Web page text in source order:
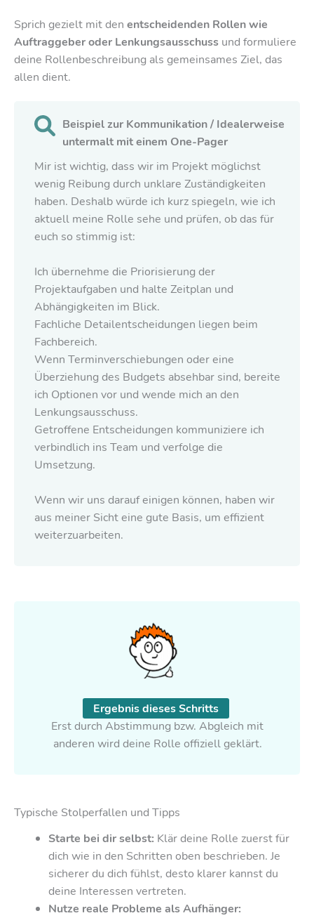
Sprich gezielt mit den entscheidenden Rollen wie
Auftraggeber oder Lenkungsausschuss und formuliere
deine Rollenbeschreibung als gemeinsames Ziel, das
allen dient.
Beispielzur Kommunikation / Idealerweise
untermalt mit einem One-Pager
Mir ist wichtig, dass wir im Projekt möglichst
wenig Reibung durch unklare Zuständigkeiten
haben. Deshalb würde ich kurz spiegeln, wie ich
aktuell meine Rolle sehe und prüfen, ob das für
euch so stimmig ist:
Ich übernehme die Priorisierung der
Projektaufgaben und halte Zeitplan und
Abhängigkeiten im Blick.
Fachliche Detailentscheidungen liegen beim
Fachbereich.
Wenn Terminverschiebungen oder eine
Überziehung des Budgets absehbar sind, bereite
ich Optionen vor und wende mich an den
Lenkungsausschuss.
Getroffene Entscheidungen kommuniziere ich
verbindlich ins Team und verfolge die
Umsetzung.
Wenn wir uns darauf einigen können, haben wir
aus meiner Sicht eine gute Basis, um effizient
weiterzuarbeiten.
Ergebnis dieses Schritts
Erst durch Abstimmung bzw. Abgleich mit
anderen wird deine Rolle offiziell geklärt.
Typische Stolperfallen und Tipps
Starte bei dir selbst: Klär deine Rolle zuerst für
dich wie in den Schritten oben beschrieben. Je
sicherer du dich fühlst, desto klarer kannst du
deine Interessen vertreten.
Nutze reale Probleme als Aufhänger: